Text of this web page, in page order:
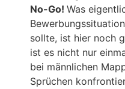
No-Go! Was
sollte, ist hier noch
ist es nicht nur
bei männlichen
Sprüchen